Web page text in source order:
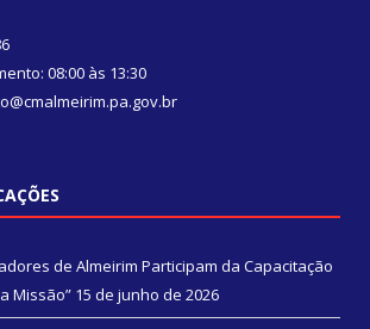
08:00 às 13:30
de Almeirim Participam da Capacitação
Missão” 15 de junho de 2026